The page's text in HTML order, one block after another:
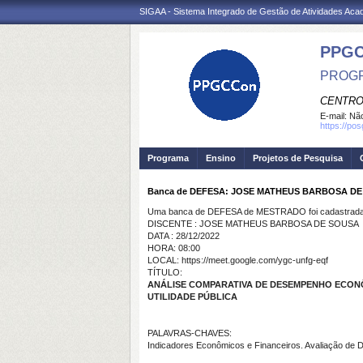
SIGAA - Sistema Integrado de Gestão de Atividades
E-mail:
https://
Programa Ensino Projetos de Pesquisa
Banca de DEFESA: JOSE MATHEUS BARBOSA
Uma banca de DEFESA de MESTRADO foi
DISCENTE : JOSE MATHEUS BARBOSA DE SOUSA
DATA : 28/12/2022
HORA: 08:00
LOCAL: https://meet.google.com/ygc-unfg-eqf
TÍTULO:
ANÁLISE COMPARATIVA DE DESEMPENHO
UTILIDADE PÚBLICA
PALAVRAS-CHAVES:
Indicadores Econômicos e Financeiros. Avaliação de